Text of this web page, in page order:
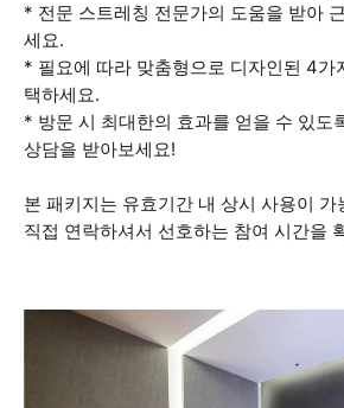
* 전문 스트레칭 전문가의 도움을 받아
세요.
* 필요에 따라 맞춤형으로 디자인된 4가
택하세요.
* 방문 시 최대한의 효과를 얻을 수 있도
상담을 받아보세요!
본 패키지는 유효기간 내 상시 사용이 가
직접 연락하셔서 선호하는 참여 시간을